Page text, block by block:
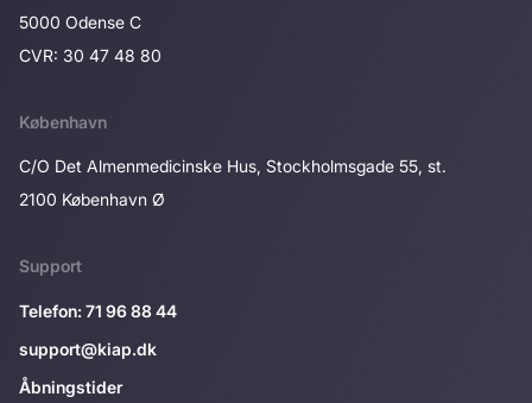
5000 Odense C
CVR: 30 47 48 80
København
C/O Det Almenmedicinske Hus, Stockholmsgade 55, st.
2100 København Ø
Support
Telefon: 71 96 88 44
support@kiap.dk
Åbningstider